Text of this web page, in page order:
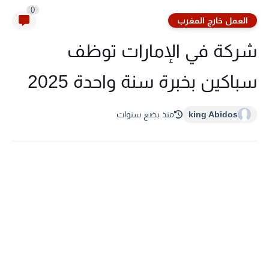
العمل خارج المغرب
0
شركة في الإمارات توظف
سباكين بخبرة سنة واحدة 2025
king Abidos منذ بضع سنوات